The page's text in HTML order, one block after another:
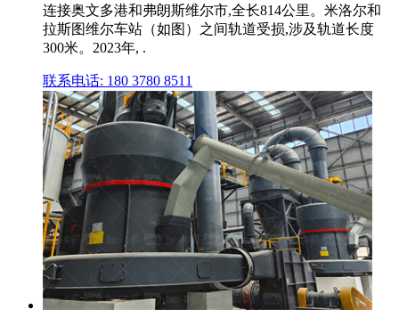
连接奥文多港和弗朗斯维尔市,全长814公里。米洛尔和
拉斯图维尔车站（如图）之间轨道受损,涉及轨道长度
300米。2023年, .
联系电话: 180 3780 8511